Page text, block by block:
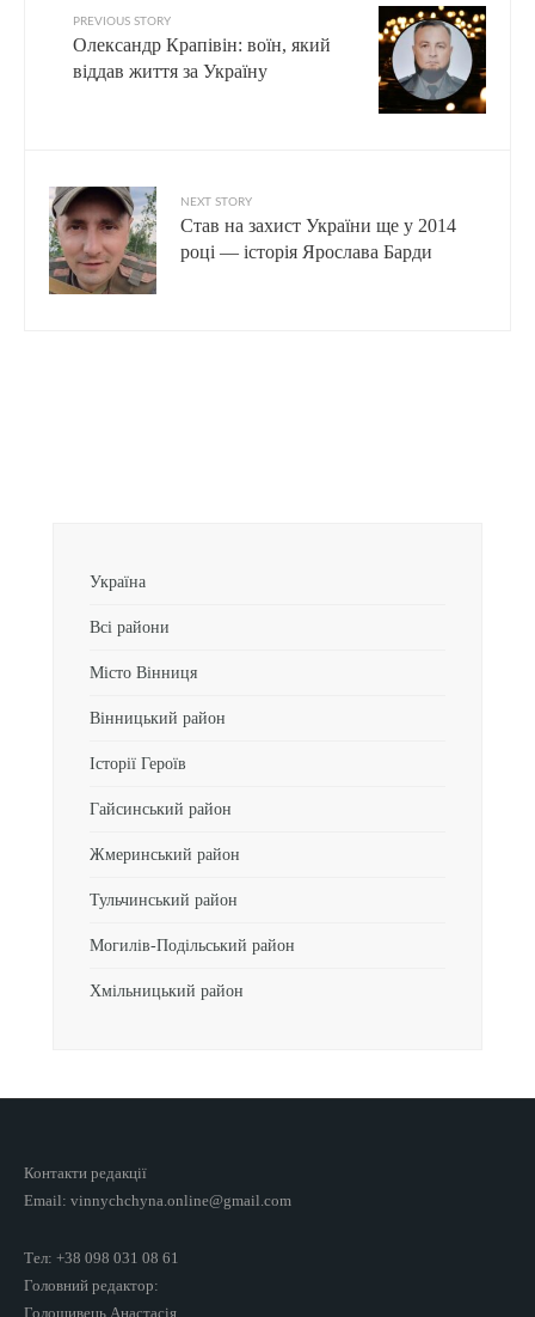
PREVIOUS STORY
Олександр Крапівін: воїн, який
віддав життя за Україну
NEXT STORY
Став на захист України ще у 2014
році — історія Ярослава Барди
Україна
Всі райони
Місто Вінниця
Вінницький район
Історії Героїв
Гайсинський район
Жмеринський район
Тульчинський район
Могилів-Подільський район
Хмільницький район
Контакти редакції
Email: vinnychchyna.online@gmail.com
Тел: +38 098 031 08 61
Головний редактор:
Голошивець Анастасія